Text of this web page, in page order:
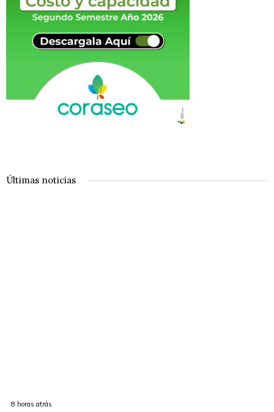
Últimas noticias
8 horas atrás